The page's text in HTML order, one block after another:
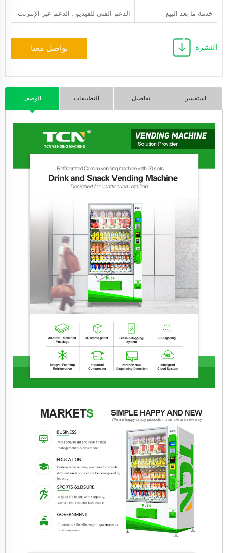
خدمة ما بعد البيع الدعم الفني للفيديو ، الدعم عبر الإنترنت
تواصل معنا النشرة
الوصف التطبيقات تفاصيل استفسر